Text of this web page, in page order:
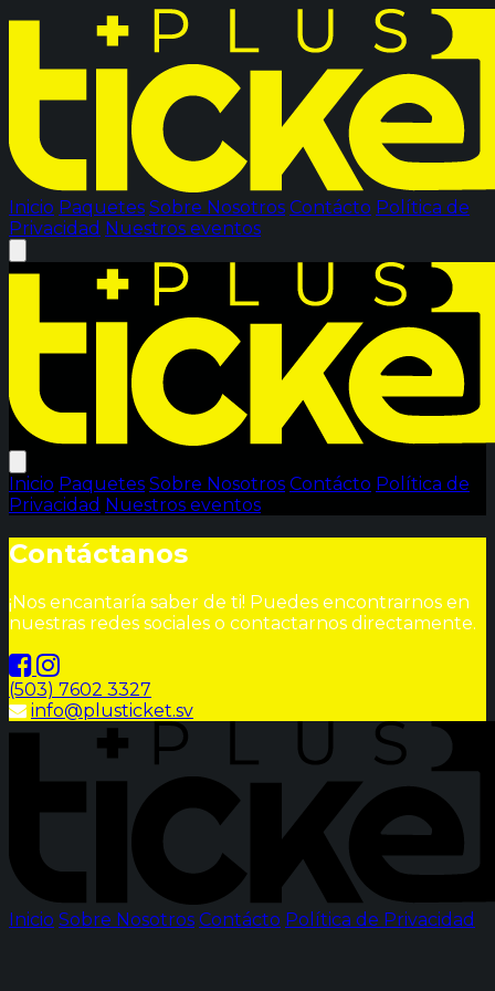
Inicio Paquetes Sobre Nosotros Contácto Política de
Privacidad Nuestros eventos
Inicio Paquetes Sobre Nosotros Contácto Política de
Privacidad Nuestros eventos
Contáctanos
¡Nos encantaría saber de ti! Puedes encontrarnos en
nuestras redes sociales o contactarnos directamente.
(503) 7602 3327
info@plusticket.sv
Inicio Sobre Nosotros Contácto Política de Privacidad